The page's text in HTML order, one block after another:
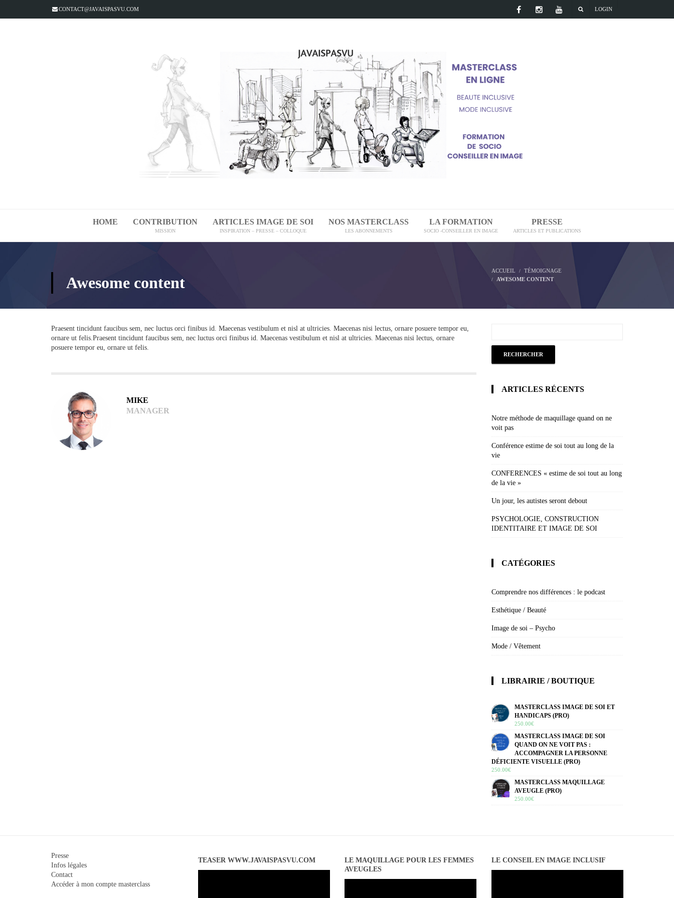
CONTACT@JAVAISPASVU.COM LOGIN
HOME CONTRIBUTION
MISSION
ARTICLES IMAGE DE SOI
INSPIRATION – PRESSE – COLLOQUE
NOS MASTERCLASS
LES ABONNEMENTS
LA FORMATION
SOCIO -CONSEILLER EN IMAGE
PRESSE
ARTICLES ET PUBLICATIONS
Awesome content
ACCUEIL
TÉMOIGNAGE
AWESOME CONTENT
Praesent tincidunt faucibus sem, nec luctus orci finibus id. Maecenas vestibulum et nisl at ultricies. Maecenas nisi lectus, ornare posuere tempor eu,
ornare ut felis.Praesent tincidunt faucibus sem, nec luctus orci finibus id. Maecenas vestibulum et nisl at ultricies. Maecenas nisi lectus, ornare
posuere tempor eu, ornare ut felis.
MIKE
MANAGER
ARTICLES RÉCENTS
Notre méthode de maquillage quand on ne
voit pas
Conférence estime de soi tout au long de la
vie
CONFERENCES « estime de soi tout au long
de la vie »
Un jour, les autistes seront debout
PSYCHOLOGIE, CONSTRUCTION
IDENTITAIRE ET IMAGE DE SOI
CATÉGORIES
Comprendre nos différences : le podcast
Esthétique / Beauté
Image de soi – Psycho
Mode / Vêtement
LIBRAIRIE / BOUTIQUE
MASTERCLASS IMAGE DE SOI ET
HANDICAPS (PRO)
250.00€
MASTERCLASS IMAGE DE SOI
QUAND ON NE VOIT PAS :
ACCOMPAGNER LA PERSONNE
DÉFICIENTE VISUELLE (PRO)
250.00€
MASTERCLASS MAQUILLAGE
AVEUGLE (PRO)
250.00€
Presse
Infos légales
Contact
Accéder à mon compte masterclass
TEASER WWW.JAVAISPASVU.COM
LE MAQUILLAGE POUR LES FEMMES
AVEUGLES
LE CONSEIL EN IMAGE INCLUSIF